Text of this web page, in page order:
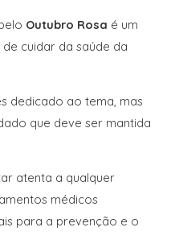
Outubro Rosa é um
cuidar da saúde da
dedicado ao tema, mas
que deve ser mantida
atenta a qualquer
médicos
para a prevenção e o